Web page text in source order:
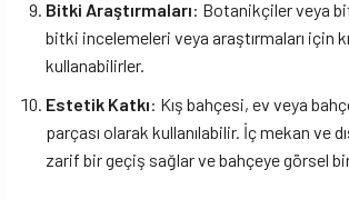
Bitki Araştırmaları: Botanikçiler veya
bitki incelemeleri veya araştırmaları için
kullanabilirler.
Estetik Katkı: Kış bahçesi, ev veya
parçası olarak kullanılabilir. İç mekan ve
zarif bir geçiş sağlar ve bahçeye görsel